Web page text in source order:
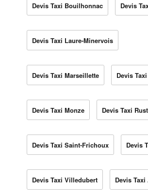
Devis Taxi Bouilhonnac Devis
Devis Taxi Laure-Minervois
Devis Taxi Marseillette Devis
Devis Taxi Monze Devis Taxi
Devis Taxi Saint-Frichoux Devis
Devis Taxi Villedubert Devis